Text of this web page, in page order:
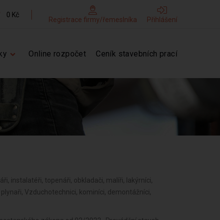
0 Kč
Registrace firmy/řemeslníka Přihlášení
Online rozpočet Ceník stavebních prací
instalatéři, topenáři, obkladači, malíři, lakýrníci,
Vzduchotechnici, kominíci, demontážníci,